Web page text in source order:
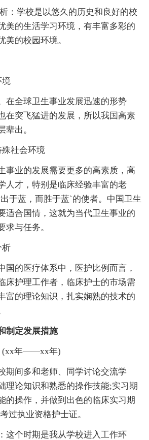
：学校是以悠久的历史和良好的校
美的生活学习环境，有丰富多彩的
美的校园环境。
境
在全球卫生事业发展迅速的形势
在突飞猛进的发展，所以我国高素
辈出。
社会环境
事业的发展需要更多的高素质，高
人才，特别是临床经验丰富的老
于蓝，而胜于蓝`的使者。中国卫生
适合国情，这就为当代卫生事业的
求与任务。
析
国的医疗体系中，医护比例而言，
床护理工作者，临床护士的市场需
富的理论知识，扎实娴熟的技术的
制定发展措施
(xx年——xx年)
期间多和老师、同学讨论交流学
理论知识和熟悉的操作技能;实习期
的操作，并做到出色的临床实习期
过执业资格护士证。
这个时期是我从学校进入工作环